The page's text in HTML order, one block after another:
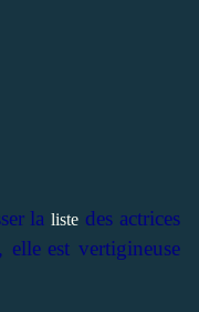
laliste des actrices
elle est vertigineuse